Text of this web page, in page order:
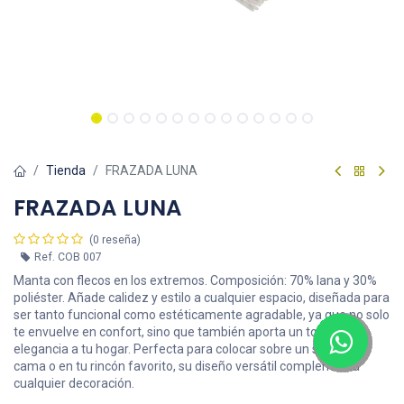
Tienda FRAZADA LUNA
FRAZADA LUNA
(0 reseña)
Ref. COB 007
Manta con flecos en los extremos. Composición: 70% lana y 30%
poliéster. Añade calidez y estilo a cualquier espacio, diseñada para
ser tanto funcional como estéticamente agradable, ya que no solo
te envuelve en confort, sino que también aporta un toque de
elegancia a tu hogar. Perfecta para colocar sobre un sofá, una
cama o en tu rincón favorito, su diseño versátil complementa
cualquier decoración.